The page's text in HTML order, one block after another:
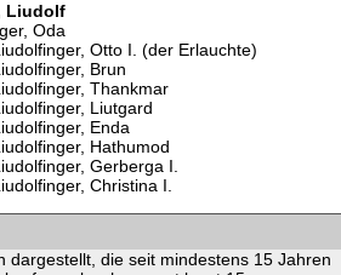
Liudolf
Oda
Otto I. (der Erlauchte)
Brun
Thankmar
Liutgard
Enda
Hathumod
Gerberga I.
Christina I.
dargestellt, die seit mindestens 15 Jahren